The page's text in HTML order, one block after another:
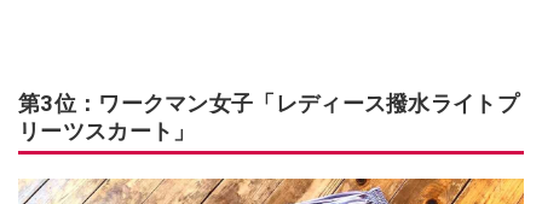
第3位：ワークマン女子「レディース撥水ライトプ
リーツスカート」